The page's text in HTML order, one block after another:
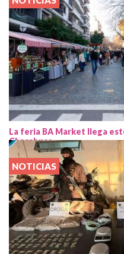
La feria BA Market llega
Chacabuco
NOTICIAS